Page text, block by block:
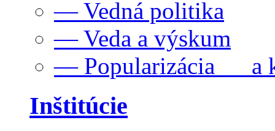
— Vedná politika
— Veda a výskum
— Popularizácia a
Inštitúcie